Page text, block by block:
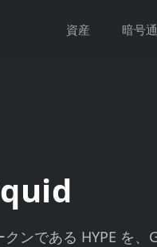
資産 暗号
ンである HYPE を、